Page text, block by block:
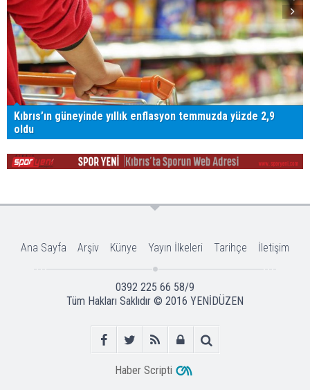
Kıbrıs’ın güneyinde yıllık enflasyon temmuzda yüzde 2,9
oldu
Ana Sayfa Arşiv Künye Yayın İlkeleri Tarihçe İletişim
0392 225 66 58/9
Tüm Hakları Saklıdır © 2016 YENİDÜZEN
Haber Scripti